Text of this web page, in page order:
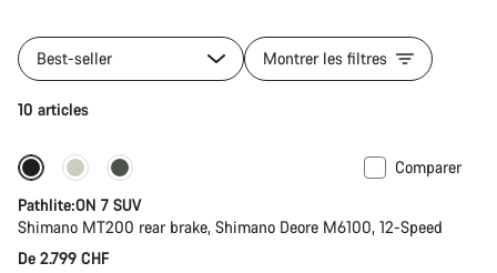
Best-seller Montrer les filtres
10 articles
Comparer
Pathlite:ON 7 SUV
Shimano MT200 rear brake, Shimano Deore M6100, 12-Speed
De 2.799 CHF